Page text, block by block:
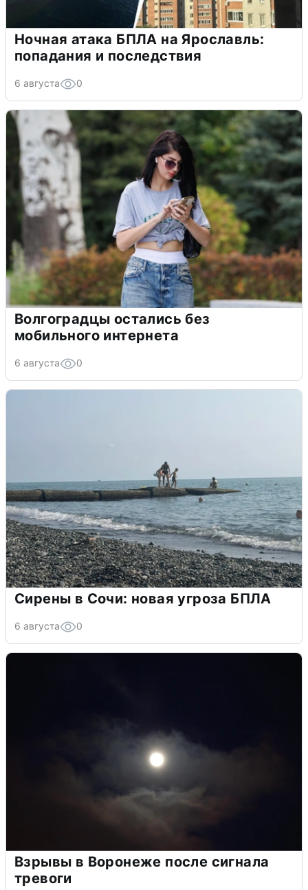
Ночная атака БПЛА на Ярославль:
попадания и последствия
6 августа 0
Волгоградцы остались без
мобильного интернета
6 августа 0
Сирены в Сочи: новая угроза БПЛА
6 августа 0
Взрывы в Воронеже после сигнала
тревоги